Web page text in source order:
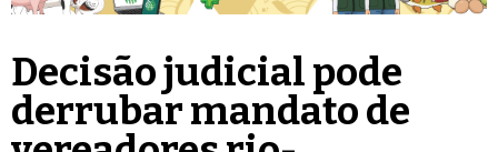
Decisão judicial pode
derrubar mandato de